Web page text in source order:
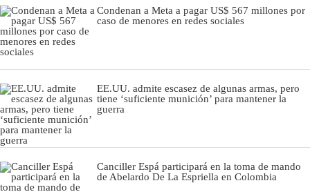
Condenan a Meta a pagar US$ 567 millones por
caso de menores en redes sociales
EE.UU. admite escasez de algunas armas, pero
tiene ‘suficiente munición’ para mantener la
guerra
Canciller Espá participará en la toma de mando
de Abelardo De La Espriella en Colombia